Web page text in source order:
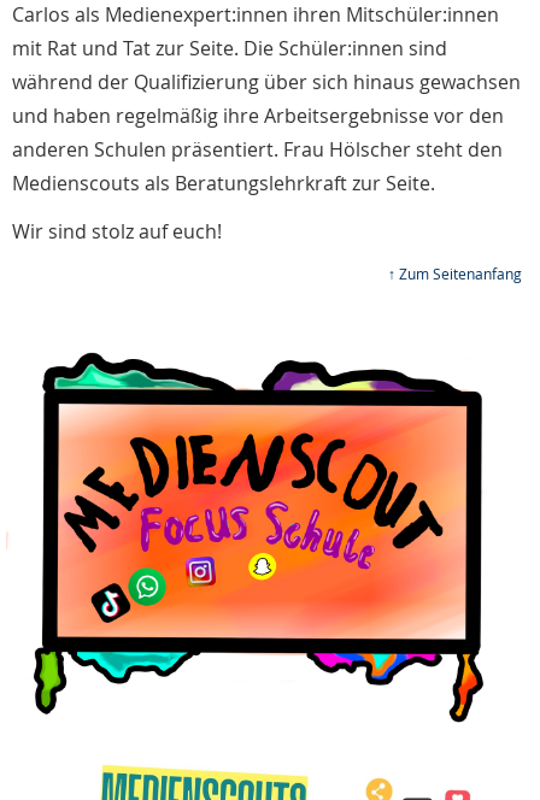
Carlos als Medienexpert:innen ihren Mitschüler:innen
mit Rat und Tat zur Seite. Die Schüler:innen sind
während der Qualifizierung über sich hinaus gewachsen
und haben regelmäßig ihre Arbeitsergebnisse vor den
anderen Schulen präsentiert. Frau Hölscher steht den
Medienscouts als Beratungslehrkraft zur Seite.
Wir sind stolz auf euch!
↑ Zum Seitenanfang